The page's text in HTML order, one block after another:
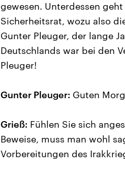
gewesen. Unterdessen
Sicherheitsrat, wozu also
Gunter Pleuger, der lange
Deutschlands war bei den
Pleuger!
Gunter Pleuger: Guten
Grieß: Fühlen Sie sich
Beweise, muss man wohl
Vorbereitungen des